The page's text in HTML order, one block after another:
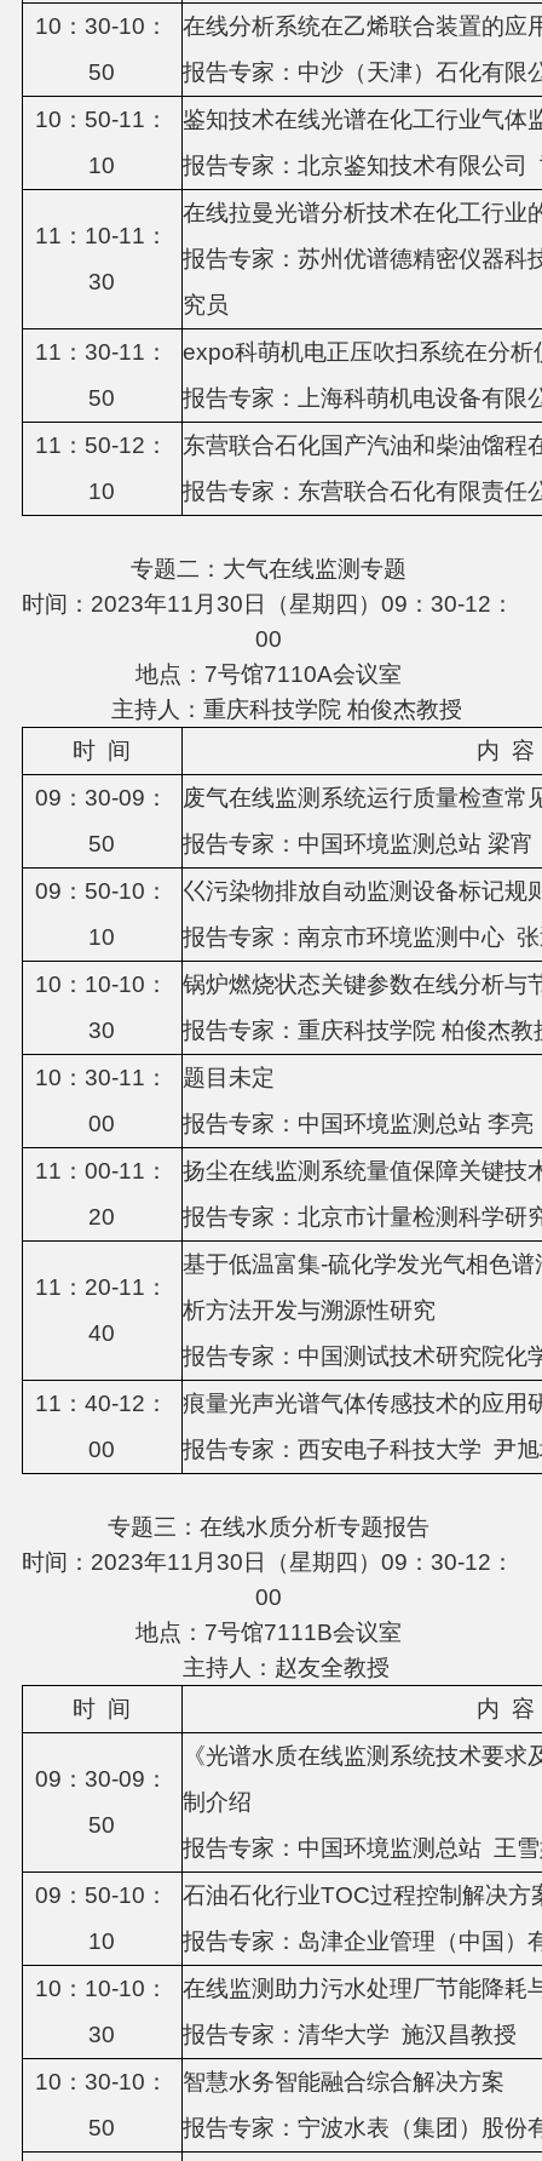
10： 30-10 ：
50
在线分析系统在乙烯联合装置的应
报告专家：中沙（天津）石化有限
10 ： 50-11 ：
10
鉴知技术在线光谱在化工行业气体
报告专家： 北京鉴知技术有限公司
11 ： 10-11：
30
在线拉曼光谱分析技术在化工行业
报告专家： 苏州优谱德精密仪器科
究员
11： 30-11 ：
50
expo科萌机电正压吹扫系统在分析
报告专家：上海科萌机电设备有限
11： 50-12 ：
10
东营联合石化国产汽油和柴油馏程
报告专家： 东营联合石化有限责任
专题二：大气在线监测专题
时间：2023年11月30日（星期四）09：30-12：
00
地点：7号馆7110A会议室
主持人：重庆科技学院 柏俊杰教授
时 间 内 容
09 ： 30-09 ：
50
废气在线监测系统运行质量检查常
报告专家： 中国环境监测总站 梁宵
09 ： 50-10：
10
巜污染物排放自动监测设备标记规
报告专家： 南京市环境监测中心
10： 10-10 ：
30
锅炉燃烧状态关键参数在线分析与
报告专家： 重庆科技学院 柏俊杰教
10 ： 30-11 ：
00
题目未定
报告专家： 中国环境监测总站 李亮
11 ：00-11：
20
扬尘在线监测系统量值保障关键技
报告专家： 北京市计量检测科学研
11： 20-11 ：
40
基于低温富集-硫化学发光气相色
析方法开发与溯源性研究
报告专家： 中国测试技术研究院化
11：40-12 ：
00
痕量光声光谱气体传感技术的应用
报告专家： 西安电子科技大学 尹
专题三：在线水质分析专题报告
时间：2023年11月30日（星期四）09：30-12：
00
地点：7号馆7111B会议室
主持人：赵友全教授
时 间 内 容
09 ： 30-09 ：
50
《光谱水质在线监测系统技术要
制介绍
报告专家：中国环境监测总站 王
09 ： 50-10：
10
石油石化行业TOC过程控制解决方
报告专家：岛津企业管理（中国）
10： 10-10 ：
30
在线监测助力污水处理厂节能降耗
报告专家： 清华大学 施汉昌教授
10： 30-10 ：
50
智慧水务智能融合综合解决方案
报告专家：宁波水表（集团）股份